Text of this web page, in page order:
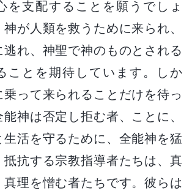
を支配することを願うでしょ
が人類を救うために来られ、
れ、神聖で神のものとされる
ことを期待しています。しか
乗って来られることだけを待っ
神は否定し拒む者、ことに、
生活を守るために、全能神を猛
抗する宗教指導者たちは、真
理を憎む者たちです。彼らは